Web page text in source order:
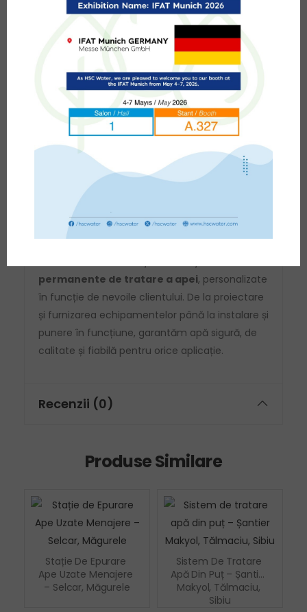
Apă de calitate superioară, dedurizată și
purificată
Portabil și ușor de utilizat pe mai multe
Reduce depunerile de calcar, protejând
echipamentele și prelungindu-le durata de
Funcționare automată, cu întreținere redusă
Expertiza HSC Water
permanente de tratare a apei, personalizate
în funcție de nevoile clientului. De la proiectare
și furnizarea echipamentelor până la instalare și
punere în funcțiune, garantăm apă sigură, de
calitate și fiabilă pentru orice aplicație.
Recenzii (0)
Produse Similare
Stație De Epurare
Ape Uzate Menajere
– Selcar, Măgurele
Sistem De Tratare
Apă Din Puț – Șantier
Makyol, Tălmaciu,
Sibiu